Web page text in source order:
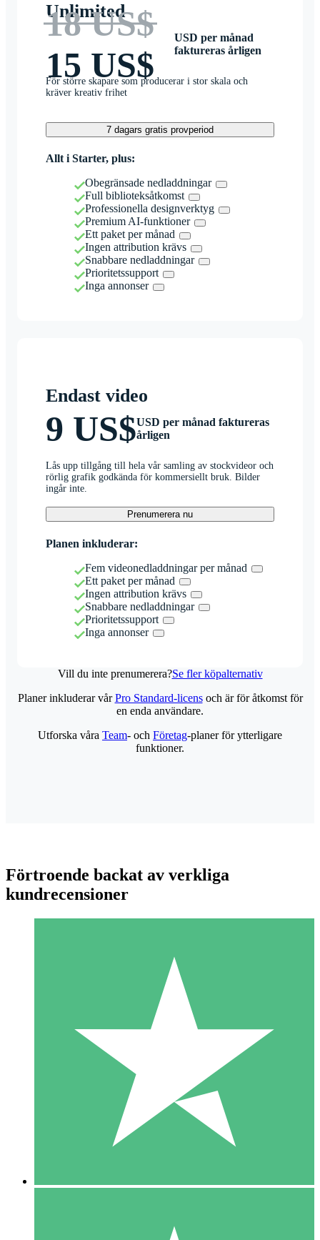
Unlimited
18 US$
15 US$
USD per månad
faktureras årligen
För större skapare som producerar i stor skala och
kräver kreativ frihet
7 dagars gratis provperiod
Allt i Starter, plus:
Obegränsade nedladdningar
Full biblioteksåtkomst
Professionella designverktyg
Premium AI-funktioner
Ett paket per månad
Ingen attribution krävs
Snabbare nedladdningar
Prioritetssupport
Inga annonser
Endast video
9 US$USD per månad faktureras
årligen
Lås upp tillgång till hela vår samling av stockvideor och
rörlig grafik godkända för kommersiellt bruk. Bilder
ingår inte.
Prenumerera nu
Planen inkluderar:
Fem videonedladdningar per månad
Ett paket per månad
Ingen attribution krävs
Snabbare nedladdningar
Prioritetssupport
Inga annonser
Vill du inte prenumerera?Se fler köpalternativ
Individuella Kreditpaket
Betala per användning med nedladdningskrediter. Inget
1 Nedladdningar
10 00
10 Nedladdningar
Planer inkluderar vårPro Standard-licensoch är för åtkomst för
en enda användare.
Utforska våra Team- och Företag-planer för ytterligare
funktioner.
Förtroende backat av verkliga
kundrecensioner